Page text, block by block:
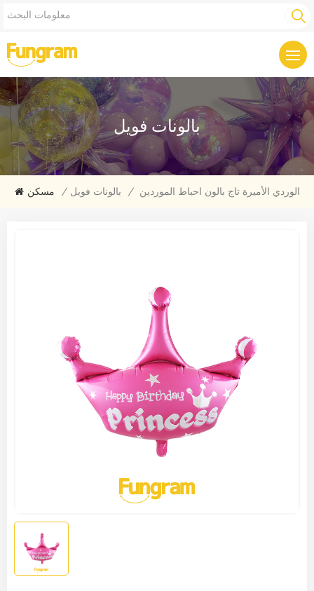
بالونات فويل
مسكن / بالونات فويل / الوردي الأميرة تاج بالون احباط الموردين